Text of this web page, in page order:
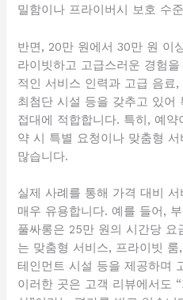
밀함이나 프라이버시 보호 수
반면, 20만 원에서 30만 원 이
라이빗하고 고급스러운 경험
적인 서비스 인력과 고급 음료
최첨단 시설 등을 갖추고 있어
접대에 적합합니다. 특히, 예
약 시 특별 요청이나 맞춤형
많습니다.
실제 사례를 통해 가격 대비
매우 유용합니다. 예를 들어,
풀싸롱은 25만 원의 시간당
는 맞춤형 서비스, 프라이빗
테인먼트 시설 등을 제공하며
이러한 곳은 고객 리뷰에서도